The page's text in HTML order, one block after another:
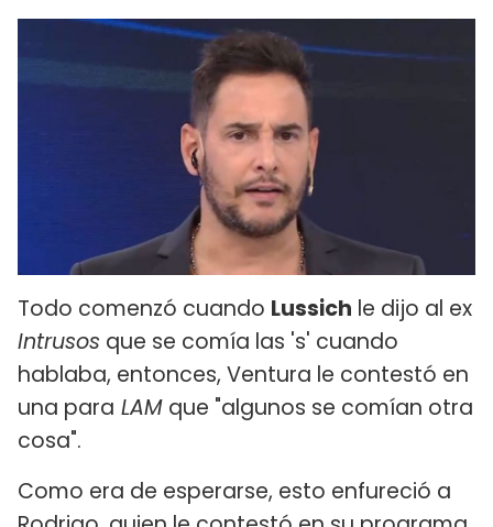
Todo comenzó cuando Lussich le dijo al ex
Intrusos que se comía las 's' cuando
hablaba, entonces, Ventura le contestó en
una para LAM que "algunos se comían otra
cosa".
Como era de esperarse, esto enfureció a